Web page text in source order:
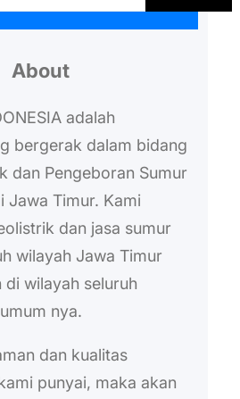
About
adalah
bergerak dalam bidang
dan Pengeboran Sumur
Jawa Timur. Kami
dan jasa sumur
wilayah Jawa Timur
di wilayah seluruh
nya.
dan kualitas
punyai, maka akan